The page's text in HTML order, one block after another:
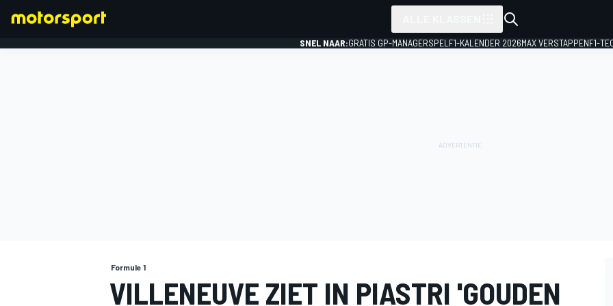
SNEL NAAR:GRATIS GP-MANAGERSPEL F1-KALENDER 2026MAX VERSTAPPENF1-
Formule 1
VILLENEUVE ZIET IN PIASTRI 'GOUDEN